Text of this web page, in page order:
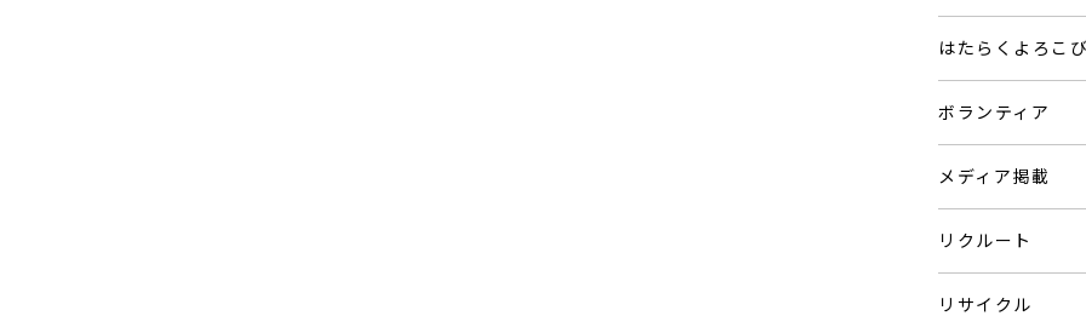
はたらくよろこび
ボランティア
メディア掲載
リクルート
リサイクル